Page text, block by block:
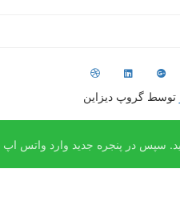
گروپ دیزاین
سپس در پنجره جدید وارد واتس اپ